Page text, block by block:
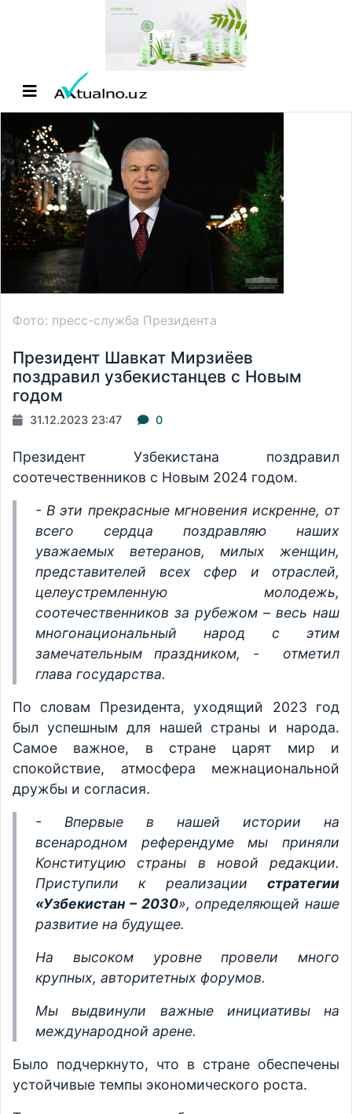
Фото: пресс-служба Президента
Президент Шавкат Мирзиёев
поздравил узбекистанцев с Новым
годом
31.12.2023 23:47 0
Президент Узбекистана поздравил
соотечественников с Новым 2024 годом.
- В эти прекрасные мгновения искренне, от
всего сердца поздравляю наших
уважаемых ветеранов, милых женщин,
представителей всех сфер и отраслей,
целеустремленную молодежь,
соотечественников за рубежом – весь наш
многонациональный народ с этим
замечательным праздником, - отметил
глава государства.
По словам Президента, уходящий 2023 год
был успешным для нашей страны и народа.
Самое важное, в стране царят мир и
спокойствие, атмосфера межнациональной
дружбы и согласия.
- Впервые в нашей истории на
всенародном референдуме мы приняли
Конституцию страны в новой редакции.
Приступили к реализации стратегии
«Узбекистан – 2030», определяющей наше
развитие на будущее.
На высоком уровне провели много
крупных, авторитетных форумов.
Мы выдвинули важные инициативы на
международной арене.
Было подчеркнуто, что в стране обеспечены
устойчивые темпы экономического роста.